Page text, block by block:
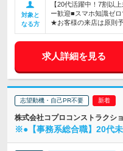
対象と
なる方
【20代活躍中！7割以
ー歓迎■スマホ知識ゼ
★お客様の来店は原則
求人詳細を見る
志望動機・自己PR不要
株式会社コプロコンストラクシ
※●【事務系総合職】20代